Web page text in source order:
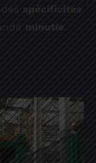
spécificités
minutie.